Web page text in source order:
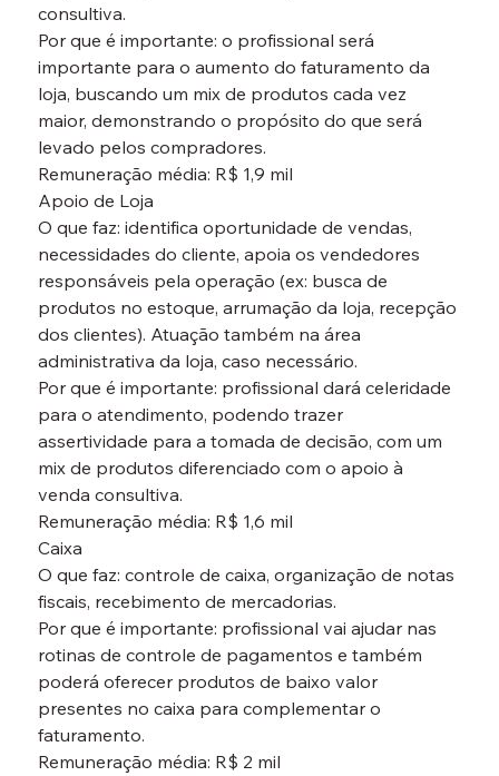
consultiva.
Por que é importante: o profissional será
importante para o aumento do faturamento da
loja, buscando um mix de produtos cada vez
maior, demonstrando o propósito do que será
levado pelos compradores.
Remuneração média: R$ 1,9 mil
Apoio de Loja
O que faz: identifica oportunidade de vendas,
necessidades do cliente, apoia os vendedores
responsáveis pela operação (ex: busca de
produtos no estoque, arrumação da loja, recepção
dos clientes). Atuação também na área
administrativa da loja, caso necessário.
Por que é importante: profissional dará celeridade
para o atendimento, podendo trazer
assertividade para a tomada de decisão, com um
mix de produtos diferenciado com o apoio à
venda consultiva.
Remuneração média: R$ 1,6 mil
Caixa
O que faz: controle de caixa, organização de notas
fiscais, recebimento de mercadorias.
Por que é importante: profissional vai ajudar nas
rotinas de controle de pagamentos e também
poderá oferecer produtos de baixo valor
presentes no caixa para complementar o
faturamento.
Remuneração média: R$ 2 mil